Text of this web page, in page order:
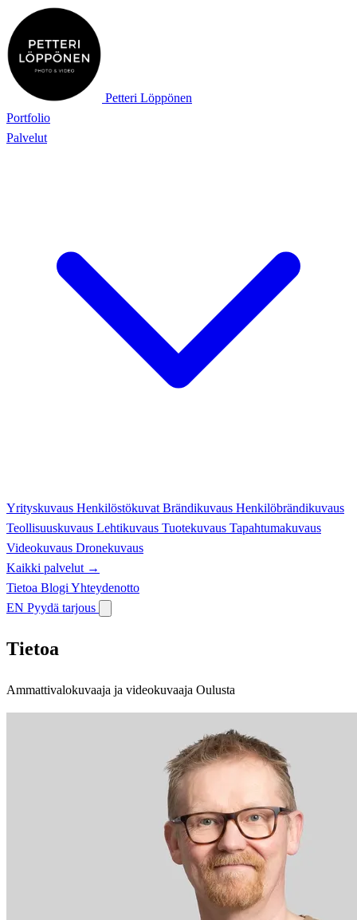
Petteri Löppönen
Portfolio
Palvelut
Yrityskuvaus Henkilöstökuvat Brändikuvaus Henkilöbrändikuvaus
Teollisuuskuvaus Lehtikuvaus Tuotekuvaus Tapahtumakuvaus
Videokuvaus Dronekuvaus
Kaikki palvelut →
Tietoa Blogi Yhteydenotto
EN Pyydä tarjous
Tietoa
Ammattivalokuvaaja ja videokuvaaja Oulusta